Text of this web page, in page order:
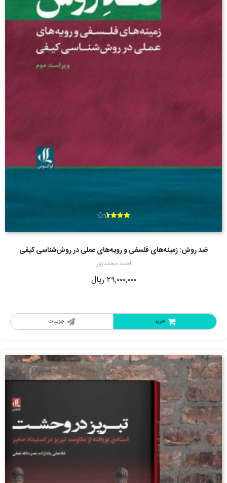
ضد روش: زمینه‌های فلسفی و رویه‌های عملی در روش‌شناسی کیفی
احمد محمدپور
از 5
۲۹,۰۰۰,۰۰۰ ریال
جزییات خرید